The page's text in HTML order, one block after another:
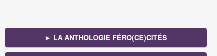
► LA ANTHOLOGIE FÉRO(CE)CITÉS